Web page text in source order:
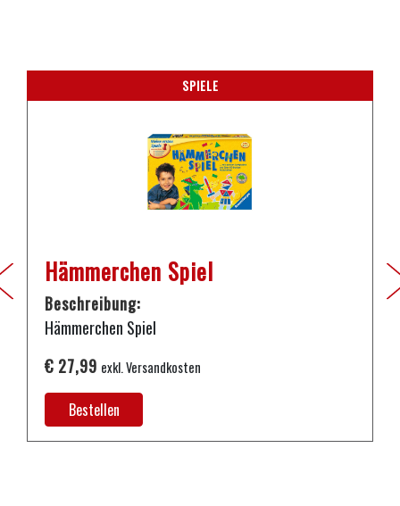
SPIELE
Hämmerchen Spiel
Beschreibung:
Hämmerchen Spiel
€ 27,99 exkl. Versandkosten
Bestellen